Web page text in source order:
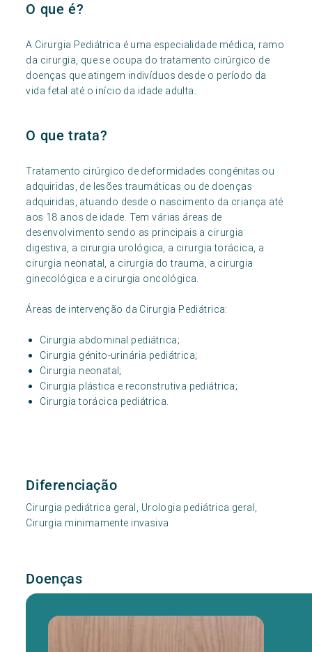
O que é?
A Cirurgia Pediátrica é uma especialidade médica, ramo
da cirurgia, que se ocupa do tratamento cirúrgico de
doenças que atingem indivíduos desde o período da
vida fetal até o início da idade adulta.
O que trata?
Tratamento cirúrgico de deformidades congénitas ou
adquiridas, de lesões traumáticas ou de doenças
adquiridas, atuando desde o nascimento da criança até
aos 18 anos de idade. Tem várias áreas de
desenvolvimento sendo as principais a cirurgia
digestiva, a cirurgia urológica, a cirurgia torácica, a
cirurgia neonatal, a cirurgia do trauma, a cirurgia
ginecológica e a cirurgia oncológica.
Áreas de intervenção da Cirurgia Pediátrica:
Cirurgia abdominal pediátrica;
Cirurgia génito-urinária pediátrica;
Cirurgia neonatal;
Cirurgia plástica e reconstrutiva pediátrica;
Cirurgia torácica pediátrica.
Diferenciação
Cirurgia pediátrica geral, Urologia pediátrica geral,
Cirurgia minimamente invasiva
Doenças